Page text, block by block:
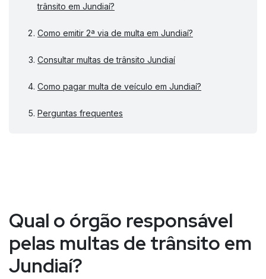
trânsito em Jundiaí?
Como emitir 2ª via de multa em Jundiaí?
Consultar multas de trânsito Jundiaí
Como pagar multa de veículo em Jundiaí?
Perguntas frequentes
Qual o órgão responsável
pelas multas de trânsito em
Jundiaí?